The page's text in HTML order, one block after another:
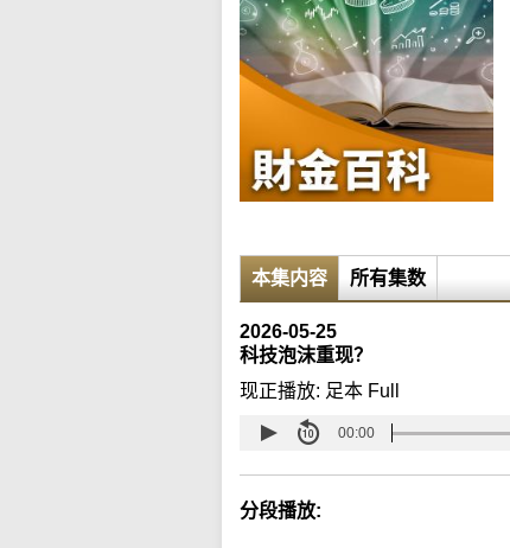
本集内容 所有集数
2026-05-25
科技泡沫重现？
现正播放: 足本 Full
00:00
分段播放: